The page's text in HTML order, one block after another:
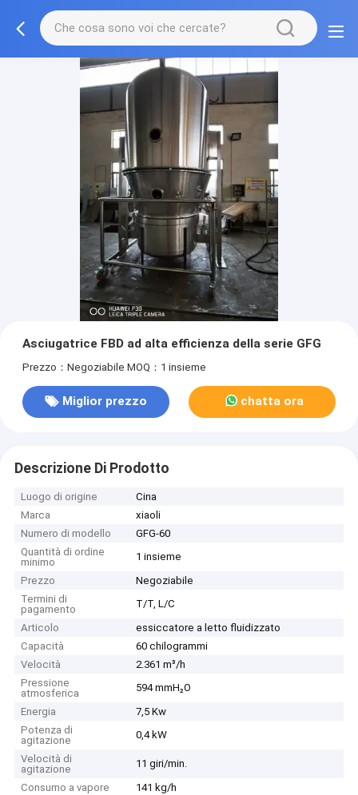
Asciugatrice FBD ad alta efficienza della serie GFG
Prezzo：Negoziabile MOQ：1 insieme
Miglior prezzo chatta ora
Descrizione Di Prodotto
Luogo di origine
Cina
Marca
xiaoli
Numero di modello
GFG-60
Quantità di ordine
minimo
1 insieme
Prezzo
Negoziabile
Termini di
pagamento
T/T, L/C
Articolo
essiccatore a letto fluidizzato
Capacità
60 chilogrammi
Velocità
2.361 m³/h
Pressione
atmosferica
594 mmH₂O
Energia
7,5 Kw
Potenza di
agitazione
0,4 kW
Velocità di
agitazione
11 giri/min.
Consumo a vapore
141 kg/h